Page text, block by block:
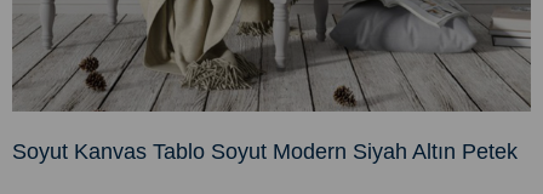
Soyut Kanvas Tablo Soyut Modern Siyah Altın Petek